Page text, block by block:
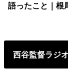
語ったこと｜根
西谷監督ラジ